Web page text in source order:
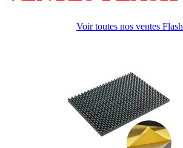
Voir toutes nos ventes Flash